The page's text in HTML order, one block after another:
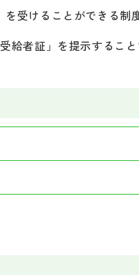
受けることができる制
者証」を提示するこ